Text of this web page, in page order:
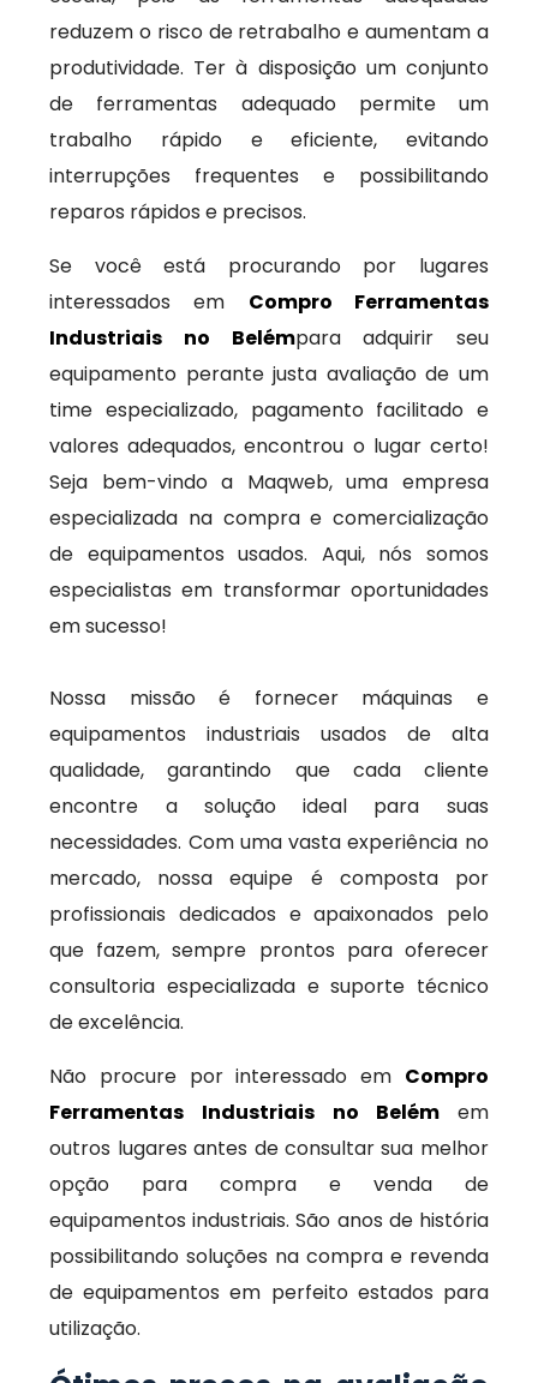
reduzem o risco de retrabalho e aumentam a
produtividade. Ter à disposição um conjunto
de ferramentas adequado permite um
trabalho rápido e eficiente, evitando
interrupções frequentes e possibilitando
reparos rápidos e precisos.
Se você está procurando por lugares
interessados em Compro Ferramentas
Industriais no Belémpara adquirir seu
equipamento perante justa avaliação de um
time especializado, pagamento facilitado e
valores adequados, encontrou o lugar certo!
Seja bem-vindo a Maqweb, uma empresa
especializada na compra e comercialização
de equipamentos usados. Aqui, nós somos
especialistas em transformar oportunidades
em sucesso!
Nossa missão é fornecer máquinas e
equipamentos industriais usados de alta
qualidade, garantindo que cada cliente
encontre a solução ideal para suas
necessidades. Com uma vasta experiência no
mercado, nossa equipe é composta por
profissionais dedicados e apaixonados pelo
que fazem, sempre prontos para oferecer
consultoria especializada e suporte técnico
de excelência.
Não procure por interessado em Compro
Ferramentas Industriais no Belém em
outros lugares antes de consultar sua melhor
opção para compra e venda de
equipamentos industriais. São anos de história
possibilitando soluções na compra e revenda
de equipamentos em perfeito estados para
utilização.